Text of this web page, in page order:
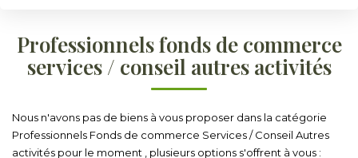
LOUER
Louer
Sélectionnez...
Type de bien
Créer une alerte
Professionnels fonds de commerce
services / conseil autres activités
Nous n'avons pas de biens à vous proposer dans la catégorie
Professionnels Fonds de commerce Services / Conseil Autres
activités pour le moment , plusieurs options s'offrent à vous :